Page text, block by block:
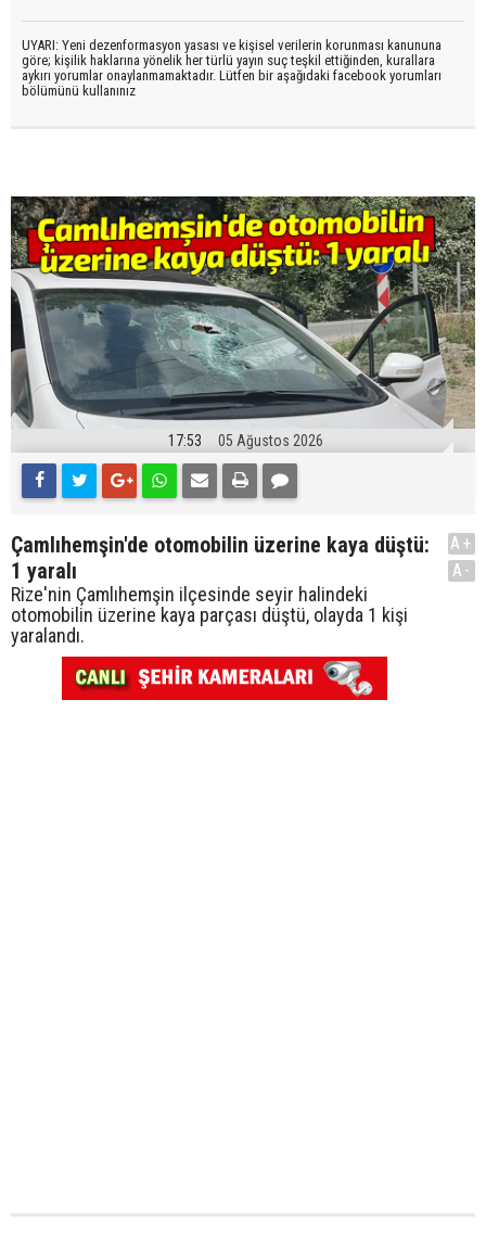
UYARI: Yeni dezenformasyon yasası ve kişisel verilerin korunması kanununa
göre; kişilik haklarına yönelik her türlü yayın suç teşkil ettiğinden, kurallara
aykırı yorumlar onaylanmamaktadır. Lütfen bir aşağıdaki facebook yorumları
bölümünü kullanınız
17:53 05 Ağustos 2026
Çamlıhemşin'de otomobilin üzerine kaya düştü:
1 yaralı
Rize'nin Çamlıhemşin ilçesinde seyir halindeki
otomobilin üzerine kaya parçası düştü, olayda 1 kişi
yaralandı.
A+
A-